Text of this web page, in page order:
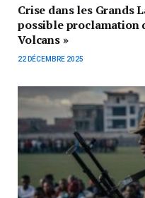
Crise dans les Grands
possible proclamation
Volcans »
22 DÉCEMBRE 2025